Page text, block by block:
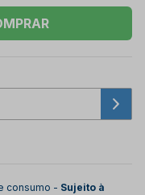
consumo - Sujeito à